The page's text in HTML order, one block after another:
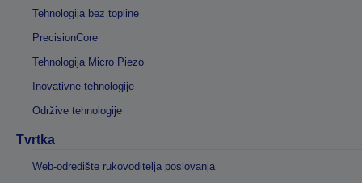
Tehnologija bez topline
PrecisionCore
Tehnologija Micro Piezo
Inovativne tehnologije
Održive tehnologije
Tvrtka
Web-odredište rukovoditelja poslovanja